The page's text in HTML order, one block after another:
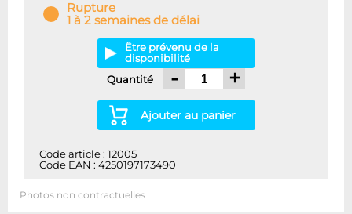
Rupture
1 à 2 semaines de délai
Être prévenu de la
disponibilité
Quantité
- +
Ajouter au panier
Code article : 12005
Code EAN : 4250197173490
Photos non contractuelles